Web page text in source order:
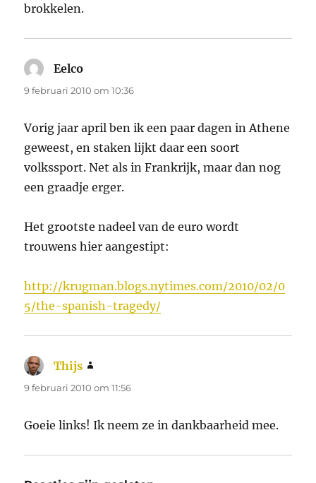
brokkelen.
Eelco
9 februari 2010 om 10:36
Vorig jaar april ben ik een paar dagen in Athene
geweest, en staken lijkt daar een soort
volkssport. Net als in Frankrijk, maar dan nog
een graadje erger.
Het grootste nadeel van de euro wordt
trouwens hier aangestipt:
http://krugman.blogs.nytimes.com/2010/02/0
5/the-spanish-tragedy/
Thijs
9 februari 2010 om 11:56
Goeie links! Ik neem ze in dankbaarheid mee.